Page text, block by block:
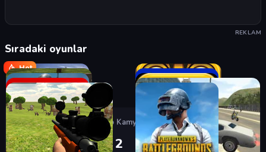
REKLAM
Sıradaki oyunlar
Hot
Oyunlar›3D Oyunlar Kargo Kamyonu 2
Kargo Kamyonu 2